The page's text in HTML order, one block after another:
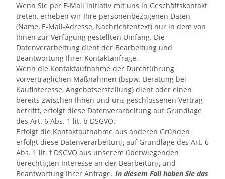
Wenn Sie per E-Mail initiativ mit uns in Geschäftskontakt
treten, erheben wir Ihre personenbezogenen Daten
(Name, E-Mail-Adresse, Nachrichtentext) nur in dem von
Ihnen zur Verfügung gestellten Umfang. Die
Datenverarbeitung dient der Bearbeitung und
Beantwortung Ihrer Kontaktanfrage.
Wenn die Kontaktaufnahme der Durchführung
vorvertraglichen Maßnahmen (bspw. Beratung bei
Kaufinteresse, Angebotserstellung) dient oder einen
bereits zwischen Ihnen und uns geschlossenen Vertrag
betrifft, erfolgt diese Datenverarbeitung auf Grundlage
des Art. 6 Abs. 1 lit. b DSGVO.
Erfolgt die Kontaktaufnahme aus anderen Gründen
erfolgt diese Datenverarbeitung auf Grundlage des Art. 6
Abs. 1 lit. f DSGVO aus unserem überwiegenden
berechtigten Interesse an der Bearbeitung und
Beantwortung Ihrer Anfrage. In diesem Fall haben Sie das